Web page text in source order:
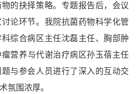
的抉择策略。专题报告后，会议
论环节。我院抗菌药物科学化管
综合病区主任沈磊主任、胸部肿
营养与代谢治疗病区孙玉蓓主任
与参会人员进行了深入的互动交
氛围浓厚。